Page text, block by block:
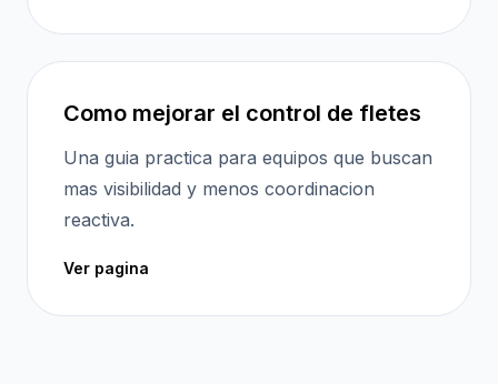
Como mejorar el control de fletes
Una guia practica para equipos que buscan
mas visibilidad y menos coordinacion
reactiva.
Ver pagina